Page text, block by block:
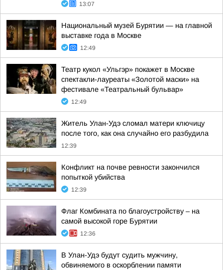
13:07
Национальный музей Бурятии — на главной
выставке года в Москве
12:49
Театр кукол «Ульгэр» покажет в Москве
спектакли-лауреаты «Золотой маски» на
фестивале «Театральный бульвар»
12:49
Житель Улан-Удэ сломал матери ключицу
после того, как она случайно его разбудила
12:39
Конфликт на почве ревности закончился
попыткой убийства
12:39
Флаг Комбината по благоустройству – на
самой высокой горе Бурятии
12:36
В Улан-Удэ будут судить мужчину,
обвиняемого в оскорблении памяти